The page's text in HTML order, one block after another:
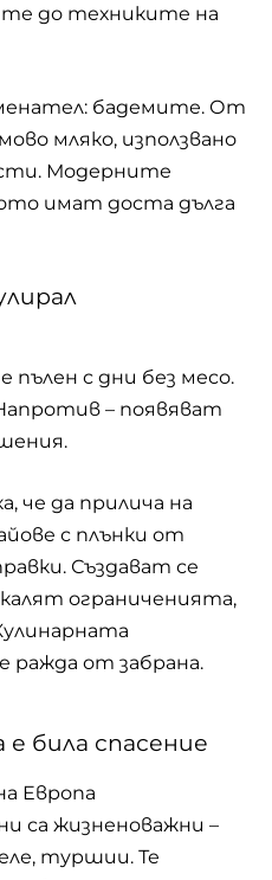
до техниките на
бадемите. От
мляко, използвано
Модерните
имат доста дълга
пълен с дни без месо.
– появяват
че да прилича на
с плънки от
Създават се
ограниченията,
ражда от забрана.
била спасение
Европа
са жизненоважни –
туршии. Те